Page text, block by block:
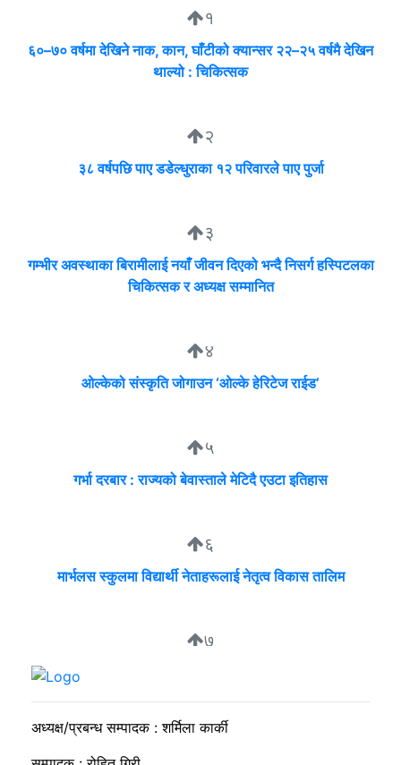
१
६०–७० वर्षमा देखिने नाक, कान, घाँटीको क्यान्सर २२–२५ वर्षमै देखिन
थाल्यो : चिकित्सक
२
३८ वर्षपछि पाए डडेल्धुराका १२ परिवारले पाए पुर्जा
३
गम्भीर अवस्थाका बिरामीलाई नयाँ जीवन दिएको भन्दै निसर्ग हस्पिटलका
चिकित्सक र अध्यक्ष सम्मानित
४
ओल्केको संस्कृति जोगाउन ‘ओल्के हेरिटेज राईड’
५
गर्भा दरबार : राज्यको बेवास्ताले मेटिदै एउटा इतिहास
६
मार्भलस स्कुलमा विद्यार्थी नेताहरूलाई नेतृत्व विकास तालिम
७
सुदीप्ता क्यान्सर सर्भाइभर र्याम्प शो : जीवनले मृत्युलाई जितेको उत्सव
अध्यक्ष/प्रबन्ध सम्पादक : शर्मिला कार्की